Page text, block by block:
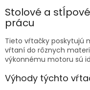
Stolové a
prácu
Tieto vŕtačky poskytujú
vŕtaní do rôznych
výkonnému motoru sú
Výhody týchto